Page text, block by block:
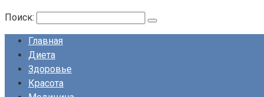
Поиск:
Главная
Диета
Здоровье
Красота